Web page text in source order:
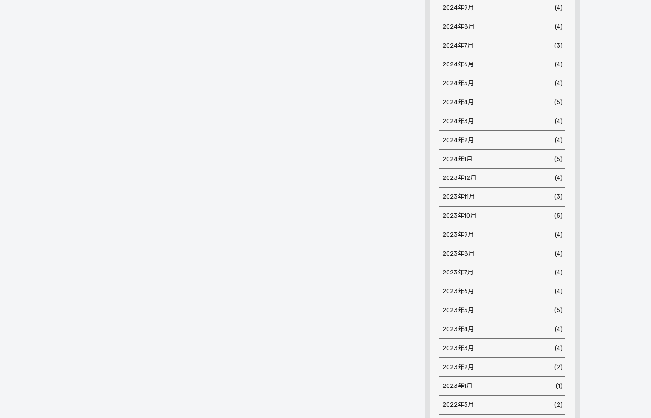
2024年9月 (4)
2024年8月 (4)
2024年7月 (3)
2024年6月 (4)
2024年5月 (4)
2024年4月 (5)
2024年3月 (4)
2024年2月 (4)
2024年1月 (5)
2023年12月 (4)
2023年11月 (3)
2023年10月 (5)
2023年9月 (4)
2023年8月 (4)
2023年7月 (4)
2023年6月 (4)
2023年5月 (5)
2023年4月 (4)
2023年3月 (4)
2023年2月 (2)
2023年1月 (1)
2022年3月 (2)